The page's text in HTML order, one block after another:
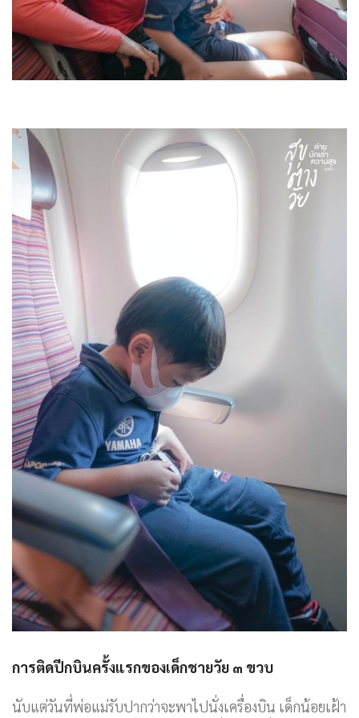
การติดปีกบินครั้งแรกของเด็กชายวัย ๓ ขวบ
นับแต่วันที่พ่อแม่รับปากว่าจะพาไปนั่งเครื่องบิน เด็กน้อยเฝ้า